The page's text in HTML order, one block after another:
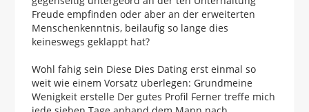
Freude empfinden oder aber an der erweiterten
Menschenkenntnis, beilaufig so lange dies
keineswegs geklappt hat?
Wohl fahig sein Diese Dies Dating erst einmal so
weit wie einem Vorsatz uberlegen: Grundmeine
Wenigkeit erstelle Der gutes Profil Ferner treffe mich